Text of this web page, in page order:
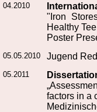
04.2010
"Iron
Healthy
Poster
05.05.2010 Jugend
05.2011
factors in a